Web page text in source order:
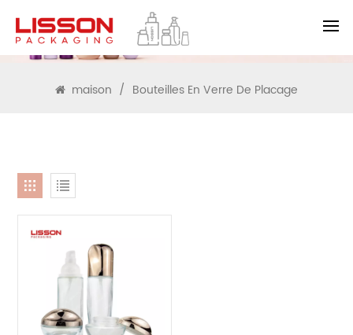
RECHERCHE
maison / Bouteilles En Verre De Placage